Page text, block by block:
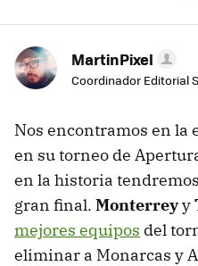
MartinPixel
Coordinador Editorial
Nos encontramos en la
en su torneo de
en la historia
gran final. Monterreyy
mejores equipos del
eliminar a Monarcas y